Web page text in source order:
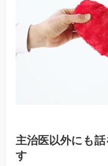
主治医以外にも
す